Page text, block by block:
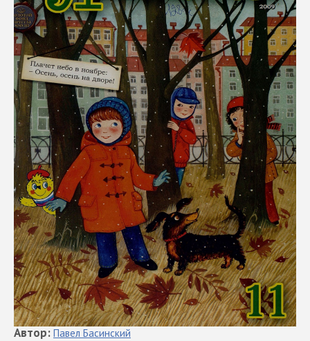
Автор: Павел Басинский